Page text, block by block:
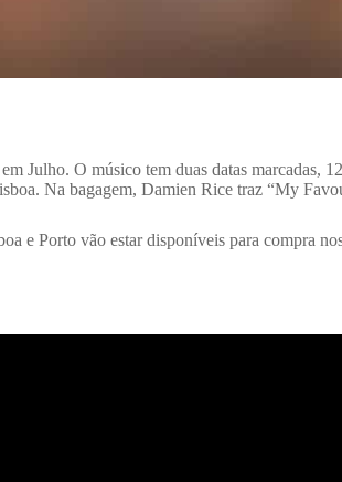
Julho. O músico tem duas datas marcadas,
Na bagagem, Damien Rice traz “My
e Porto vão estar disponíveis para compra